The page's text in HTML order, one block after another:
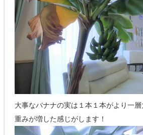
大事なバナナの実は１本１本がより一層
重みが増した感じがします！